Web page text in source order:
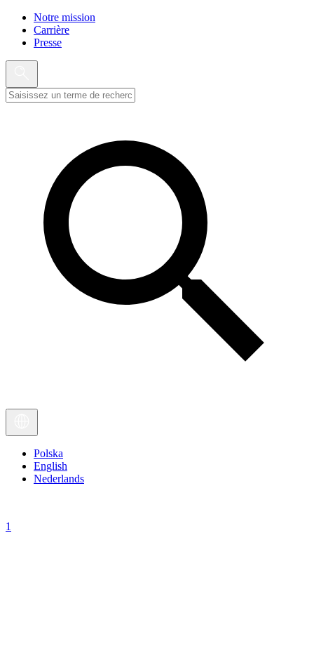
Notre mission
Carrière
Presse
Polska
English
Nederlands
1